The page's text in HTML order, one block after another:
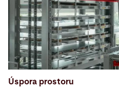
Úspora prostoru